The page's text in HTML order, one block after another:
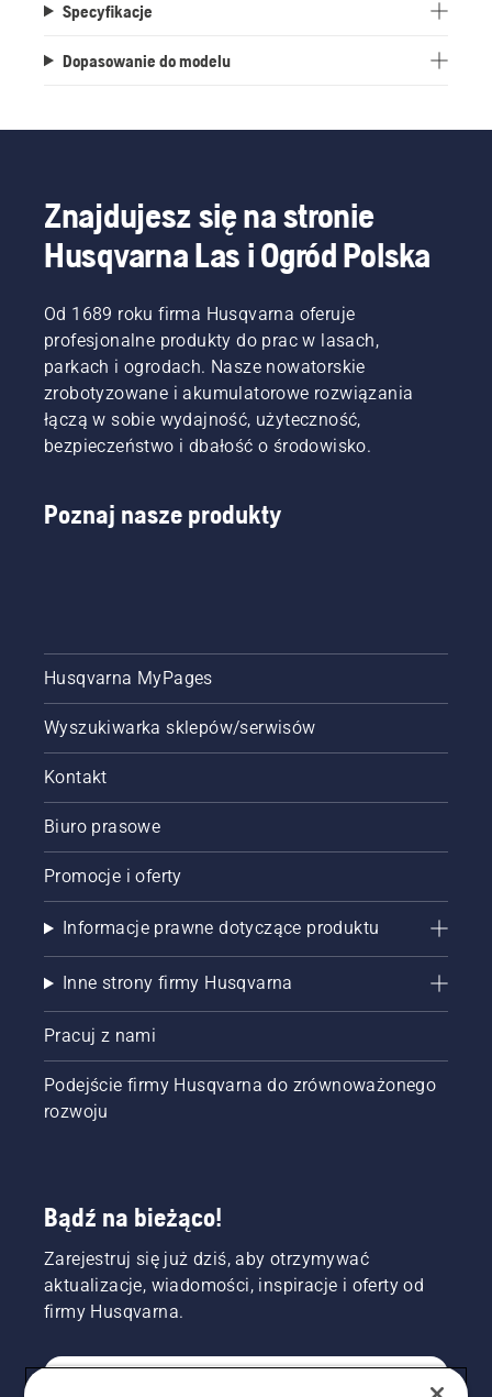
Specyfikacje
Dopasowanie do modelu
Znajdujesz się na stronie
Husqvarna Las i Ogród Polska
Od 1689 roku firma Husqvarna oferuje
profesjonalne produkty do prac w lasach,
parkach i ogrodach. Nasze nowatorskie
zrobotyzowane i akumulatorowe rozwiązania
łączą w sobie wydajność, użyteczność,
bezpieczeństwo i dbałość o środowisko.
Poznaj nasze produkty
Husqvarna MyPages
Wyszukiwarka sklepów/serwisów
Kontakt
Biuro prasowe
Promocje i oferty
Informacje prawne dotyczące produktu
Inne strony firmy Husqvarna
Pracuj z nami
Podejście firmy Husqvarna do zrównoważonego
rozwoju
Bądź na bieżąco!
Zarejestruj się już dziś, aby otrzymywać
aktualizacje, wiadomości, inspiracje i oferty od
firmy Husqvarna.